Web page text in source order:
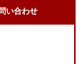
い合わせ